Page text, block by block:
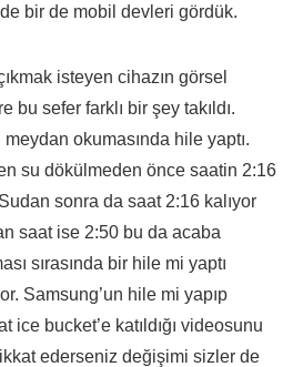
bir de mobil devleri gördük.
isteyen cihazın görsel
bu sefer farklı bir şey takıldı.
okumasında hile yaptı.
su dökülmeden önce saatin 2:16
sonra da saat 2:16 kalıyor
saat ise 2:50 bu da acaba
sırasında bir hile mi yaptı
Samsung’un hile mi yapıp
ice bucket’e katıldığı videosunu
ederseniz değişimi sizler de